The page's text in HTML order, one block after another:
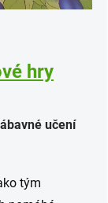
hry
učení
tým